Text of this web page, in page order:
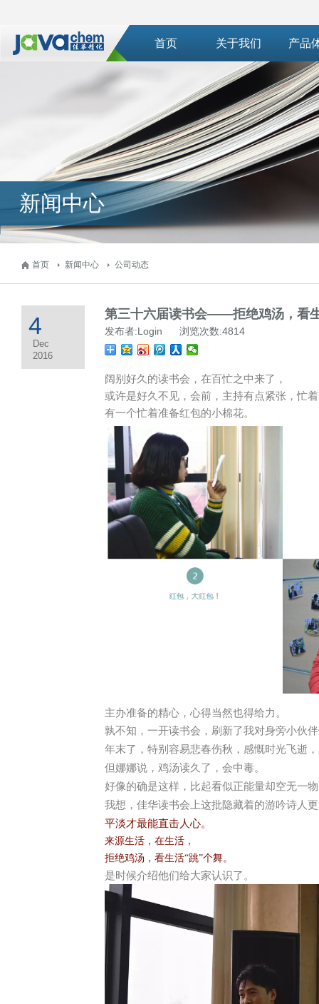
首页 关于我们 产品
新闻中心
首页 新闻中心 公司动态
4
Dec
2016
第三十六届读书会——拒绝鸡汤，看
发布者:Login 浏览次数:4814
阔别好久的读书会，在百忙之中来了，
或许是好久不见，会前，主持有点紧张，忙
有一个忙着准备红包的小棉花。
主办准备的精心，心得当然也得给力。
孰不知， 一开读书会，刷新了我对身旁小伙
年末了，特别容易悲春伤秋，感慨时光飞逝
但娜娜说，鸡汤读久了，会中毒。
好像的确是这样，比起看似正能量却空无一
我想，佳华读书会上这批隐藏着的游吟诗人
平淡才最能直击人心。
来源生活，在生活，
拒绝鸡汤，看生活“跳”个舞。
是时候介绍他们给大家认识了。